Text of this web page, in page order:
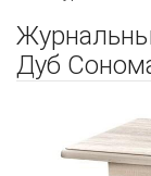
Дуб